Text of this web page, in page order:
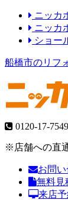
ニッカ
ニッカ
ショー
船橋市のリフ
0120-17-7549
※店舗への直
お問
無料見
来店